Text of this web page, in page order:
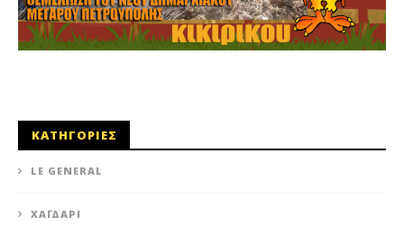
ΚΑΤΗΓΟΡΙΕΣ
LE GENERAL
XΑΪΔΆΡΙ